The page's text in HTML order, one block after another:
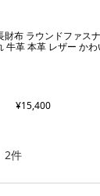
財布 ラウンドファス
革 本革 レザー か
¥15,400
2